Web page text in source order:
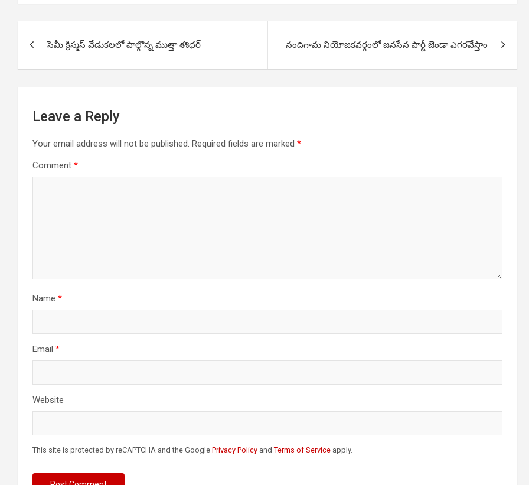
navigation
సెమీ క్రిస్మస్ వేడుకలలో పాల్గొన్న ముత్తా శశిధర్ నందిగామ నియోజకవర్గంలో జనసేన పార్టీ జెండా ఎగరవేస్తాం
Leave a Reply
Your email address will not be published. Required fields are marked *
Comment *
Name *
Email *
Website
This site is protected by reCAPTCHA and the Google Privacy Policy and Terms of Service apply.